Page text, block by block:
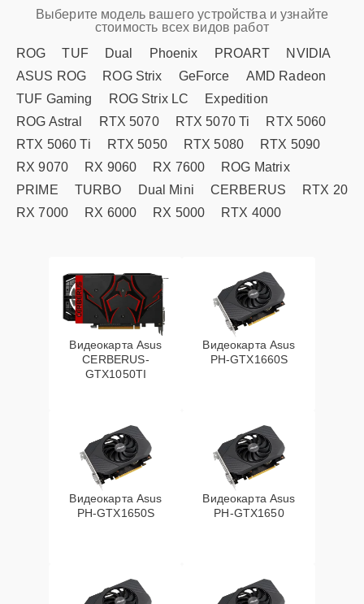
Выберите модель вашего устройства и узнайте
стоимость всех видов работ
ROG
TUF Dual Phoenix PROART
NVIDIA
ASUS ROG
ROG Strix GeForce
AMD Radeon
TUF Gaming
ROG Strix LC
Expedition
ROG Astral
RTX 5070 RTX 5070 Ti
RTX 5060
RTX 5060 Ti
RTX 5050 RTX 5080
RTX 5090
RX 9070
RX 9060 RX 7600
ROG Matrix
PRIME
TURBO Dual Mini CERBERUS
RTX 20
RX 7000
RX 6000 RX 5000 RTX 4000
Видеокарта Asus
CERBERUS-
GTX1050TI
Видеокарта Asus
PH-GTX1660S
Видеокарта Asus
PH-GTX1650S
Видеокарта Asus
PH-GTX1650